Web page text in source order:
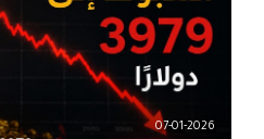
07-01-2026